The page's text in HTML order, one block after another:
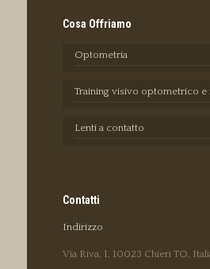
Cosa Offriamo
Optometria
Training visivo optometrico e
Lenti a contatto
Contatti
Indirizzo
Via Riva, 1, 10023 Chieri TO,